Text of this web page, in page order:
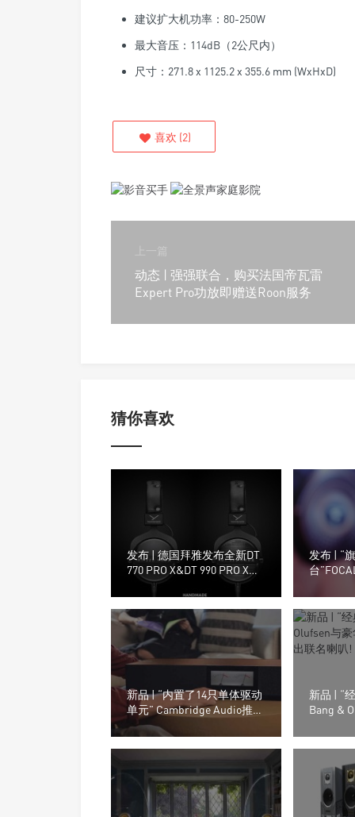
建议扩大机功率：80-250W
最大音压：114dB（2公尺内）
尺寸：271.8 x 1125.2 x 355.6 mm (WxHxD)
喜欢 (2)
上一篇
动态 | 强强联合，购买法国帝瓦雷
Expert Pro功放即赠送Roon服务
猜你喜欢
发布 | 德国拜雅发布全新DT
770 PRO X&DT 990 PRO X专
业监听耳机
发布 | “
台
新品 | “内置了14只单体驱动
单元” Cambridge Audio推出
的Evo One无线串流喇叭
新品 | “
Bang &